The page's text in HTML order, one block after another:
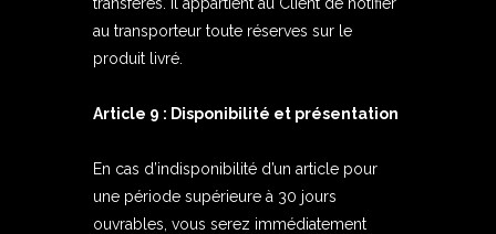
au transporteur toute réserves sur le
produit livré.
Article 9 : Disponibilité et présentation
En cas d’indisponibilité d’un article pour
une période supérieure à 30 jours
ouvrables, vous serez immédiatement